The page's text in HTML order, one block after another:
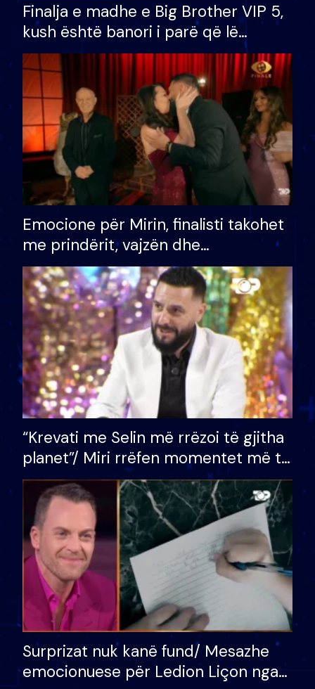
Finalja e madhe e Big Brother VIP 5,
kush është banori i parë që lë
shtëpinë dhe humb mundësinë për
të fituar çmimin e madh
Emocione për Mirin, finalisti takohet
me prindërit, vajzën dhe
bashkëshorten: S’kemi ndonjë letër
divorci apo jo?
“Krevati me Selin më rrëzoi të gjitha
planet”/ Miri rrëfen momentet më të
bukura në shtëpinë e BB VIP: Do më
mungojë zilja e mëngjesit kur…
Surprizat nuk kanë fund/ Mesazhe
emocionuese për Ledion Liçon nga